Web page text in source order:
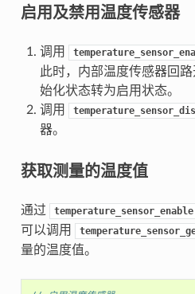
启用及禁用温度传感器
调用
此时，内部温度传感器回
始化状态转为启用状态。
调用
器。
获取测量的温度值
通过
可以调用
量的温度值。